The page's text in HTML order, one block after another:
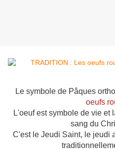
Le symbole de Pâques
oeufs
L'oeuf est symbole de vie et
sang du
C'est le Jeudi Saint, le jeudi